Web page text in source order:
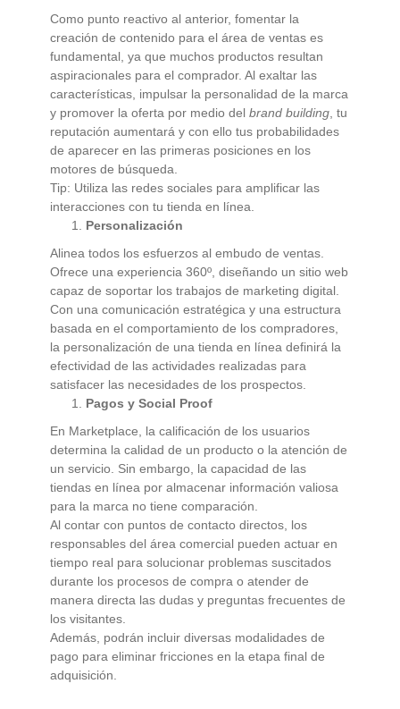
Como punto reactivo al anterior, fomentar la
creación de contenido para el área de ventas es
fundamental, ya que muchos productos resultan
aspiracionales para el comprador. Al exaltar las
características, impulsar la personalidad de la marca
y promover la oferta por medio del brand building , tu
reputación aumentará y con ello tus probabilidades
de aparecer en las primeras posiciones en los
motores de búsqueda.
Tip: Utiliza las redes sociales para amplificar las
interacciones con tu tienda en línea.
Personalización
Alinea todos los esfuerzos al embudo de ventas.
Ofrece una experiencia 360º, diseñando un sitio web
capaz de soportar los trabajos de marketing digital.
Con una comunicación estratégica y una estructura
basada en el comportamiento de los compradores,
la personalización de una tienda en línea definirá la
efectividad de las actividades realizadas para
satisfacer las necesidades de los prospectos.
Pagos y Social Proof
En Marketplace, la calificación de los usuarios
determina la calidad de un producto o la atención de
un servicio. Sin embargo, la capacidad de las
tiendas en línea por almacenar información valiosa
para la marca no tiene comparación.
Al contar con puntos de contacto directos, los
responsables del área comercial pueden actuar en
tiempo real para solucionar problemas suscitados
durante los procesos de compra o atender de
manera directa las dudas y preguntas frecuentes de
los visitantes.
Además, podrán incluir diversas modalidades de
pago para eliminar fricciones en la etapa final de
adquisición.